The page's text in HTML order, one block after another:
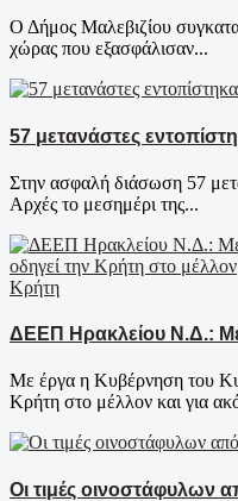
Ο Δήμος Μαλεβιζίου
χώρας που εξασφάλισαν...
57 μετανάστες
Στην ασφαλή διάσωση 57
Αρχές το μεσημέρι της...
Κρήτη
ΔΕΕΠ Ηρακλείου Ν.Δ.:
Με έργα η Κυβέρνηση του
Κρήτη στο μέλλον και για
Οι τιμές οινοστάφυλων